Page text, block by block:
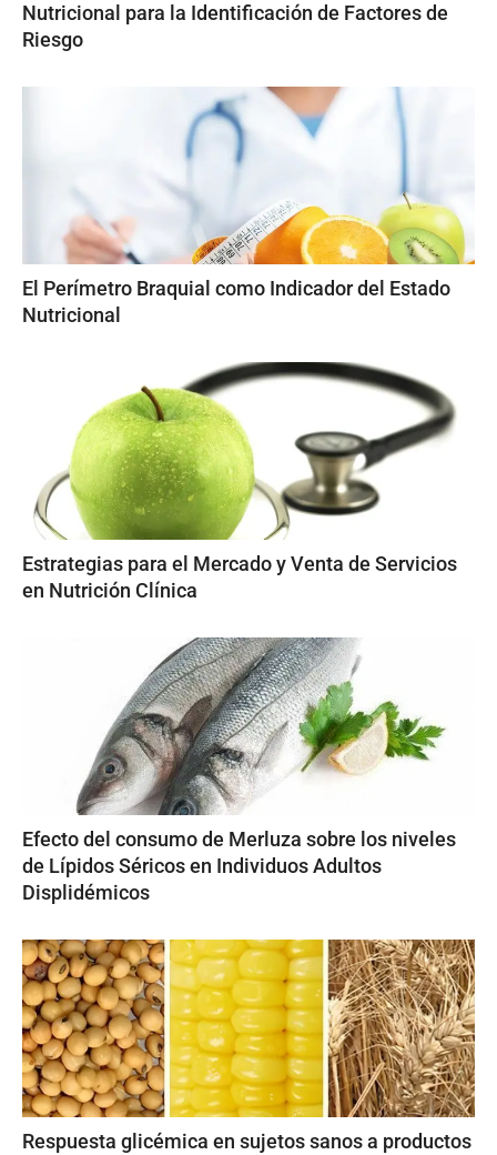
Nutricional para la Identificación de Factores de
Riesgo
El Perímetro Braquial como Indicador del Estado
Nutricional
Estrategias para el Mercado y Venta de Servicios
en Nutrición Clínica
Efecto del consumo de Merluza sobre los niveles
de Lípidos Séricos en Individuos Adultos
Displidémicos
Respuesta glicémica en sujetos sanos a productos